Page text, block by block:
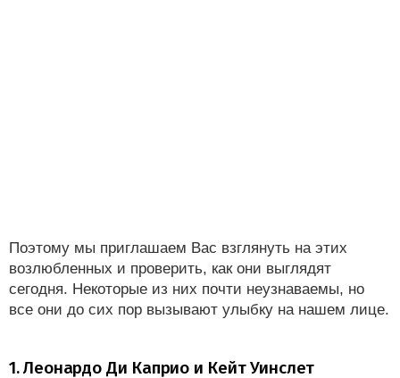
Поэтому мы приглашаем Вас взглянуть на этих
возлюбленных и проверить, как они выглядят
сегодня. Некоторые из них почти неузнаваемы, но
все они до сих пор вызывают улыбку на нашем лице.
1. Леонардо Ди Каприо и Кейт Уинслет